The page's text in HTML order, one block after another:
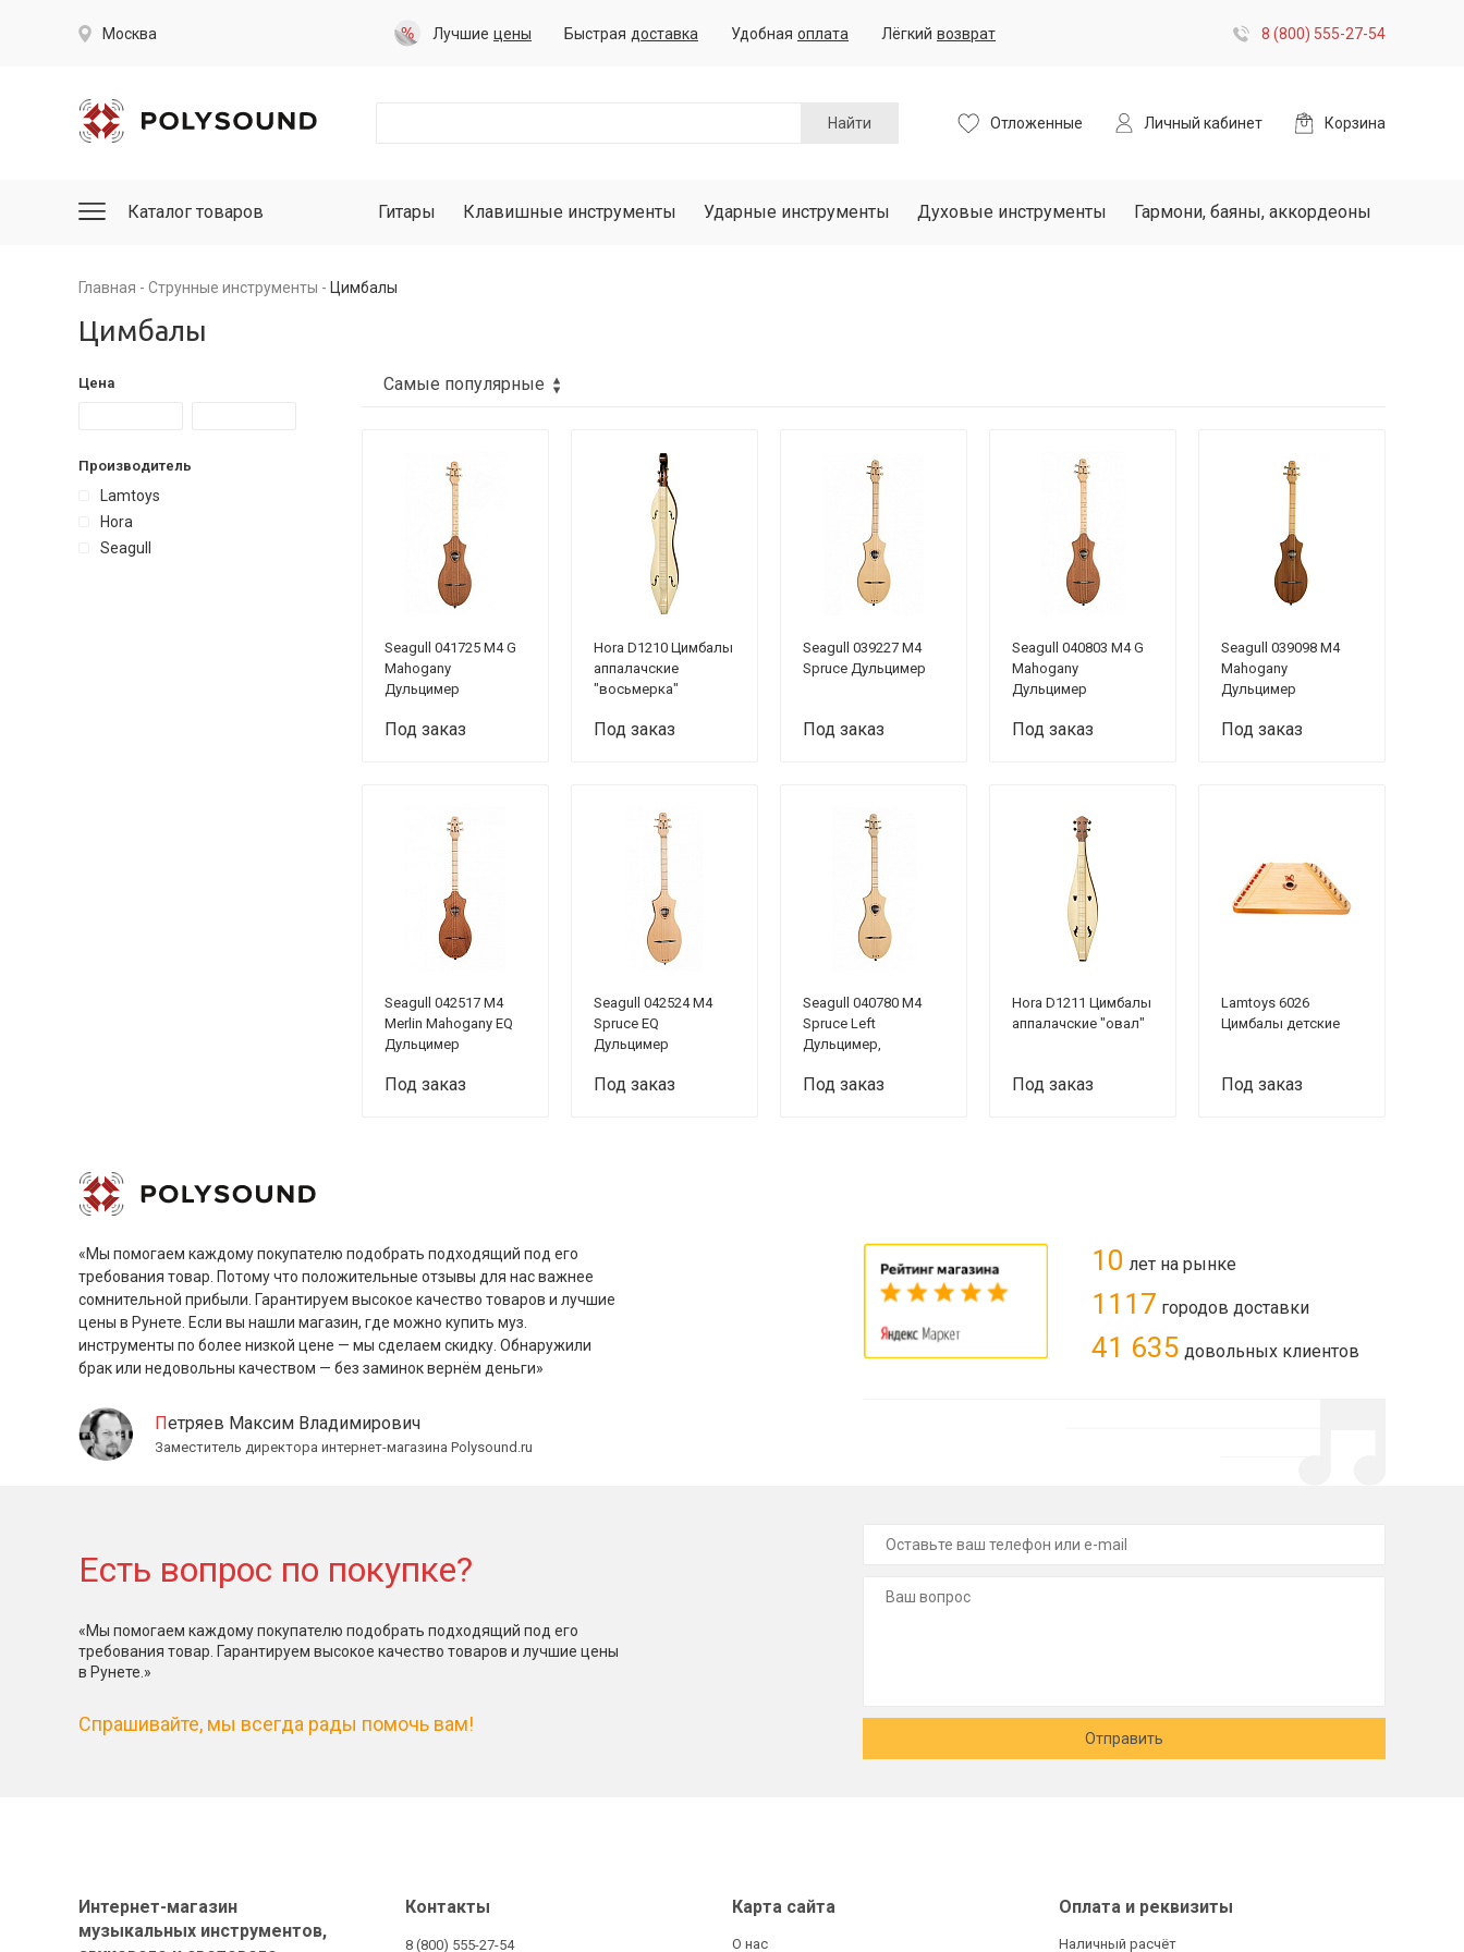
Москва Лучшие цены Быстрая доставка Удобная оплата Лёгкий возврат 8 (800) 555-27-54
Найти Отложенные Личный кабинет Корзина
Каталог товаров Гитары Клавишные инструменты Ударные инструменты Духовые инструменты Гармони, баяны, аккордеоны
Главная Струнные инструменты Цимбалы
Цимбалы
Цена
Производитель
Lamtoys
Hora
Seagull
Seagull 041725 M4 G
Mahogany
Дульцимер
Под заказ
Hora D1210 Цимбалы
аппалачские
"восьмерка"
Под заказ
Seagull 039227 M4
Spruce Дульцимер
Под заказ
Seagull 040803 M4 G
Mahogany
Дульцимер
Под заказ
Seagull 039098 M4
Mahogany
Дульцимер
Под заказ
Seagull 042517 M4
Merlin Mahogany EQ
Дульцимер
Под заказ
Seagull 042524 M4
Spruce EQ
Дульцимер
Под заказ
Seagull 040780 M4
Spruce Left
Дульцимер,
Под заказ
Hora D1211 Цимбалы
аппалачские "овал"
Под заказ
Lamtoys 6026
Цимбалы детские
Под заказ
«Мы помогаем каждому покупателю подобрать подходящий под его
требования товар. Потому что положительные отзывы для нас важнее
сомнительной прибыли. Гарантируем высокое качество товаров и лучшие
цены в Рунете. Если вы нашли магазин, где можно купить муз.
инструменты по более низкой цене — мы сделаем скидку. Обнаружили
брак или недовольны качеством — без заминок вернём деньги»
Петряев Максим Владимирович
Заместитель директора интернет-магазина Polysound.ru
10 лет на рынке
1117 городов доставки
41 635 довольных клиентов
Есть вопрос по покупке?
«Мы помогаем каждому покупателю подобрать подходящий под его
требования товар. Гарантируем высокое качество товаров и лучшие цены
в Рунете.»
Спрашивайте, мы всегда рады помочь вам!
Отправить
Интернет-магазин
музыкальных инструментов,
Контакты
8 (800) 555-27-54
Карта сайта
О нас
Оплата и реквизиты
Наличный расчёт